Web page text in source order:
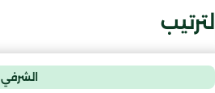
الترتيب
الشرفي